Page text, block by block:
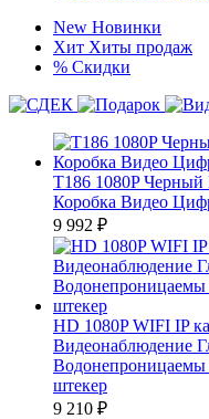
New Новинки
Хит Хиты продаж
% Скидки
T186 1080P
Коробка Видео
9 992 ₽
HD 1080P WIFI IP
Видеонаблюдение
Водонепроницаемы
штекер
9 210 ₽